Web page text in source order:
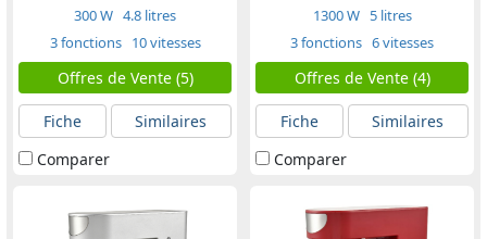
300 W 4.8 litres
3 fonctions 10 vitesses
Offres de Vente (5)
Fiche
Similaires
Comparer
1300 W 5 litres
3 fonctions 6 vitesses
Offres de Vente (4)
Fiche
Similaires
Comparer